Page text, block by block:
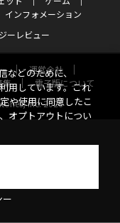
インフォメーション
ーレビュー
運営会社
集
電子版について
Inc. 2026
などのために、
用しています。これ
や使用に同意したこ
オプトアウトについ
ー